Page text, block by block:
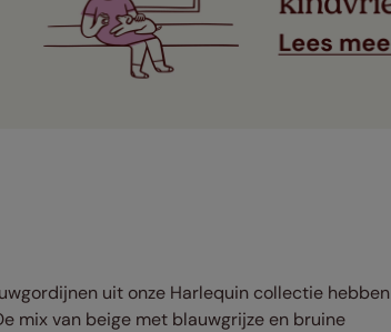
uit onze Harlequin collectie hebben
mix van beige met blauwgrijze en bruine